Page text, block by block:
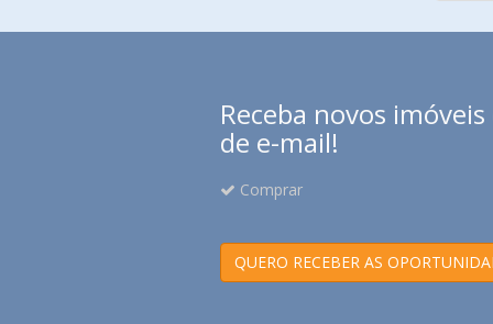
Receba novos
de e-mail!
Comprar
QUERO RECEBER AS